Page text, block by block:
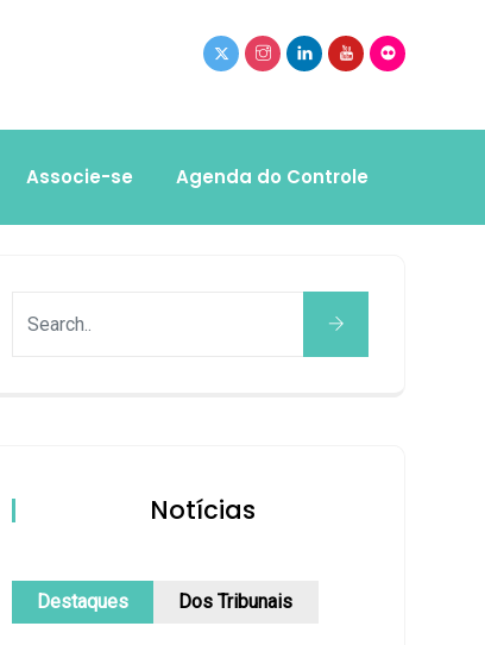
Associe-se Agenda do Controle
Notícias
Destaques Dos Tribunais